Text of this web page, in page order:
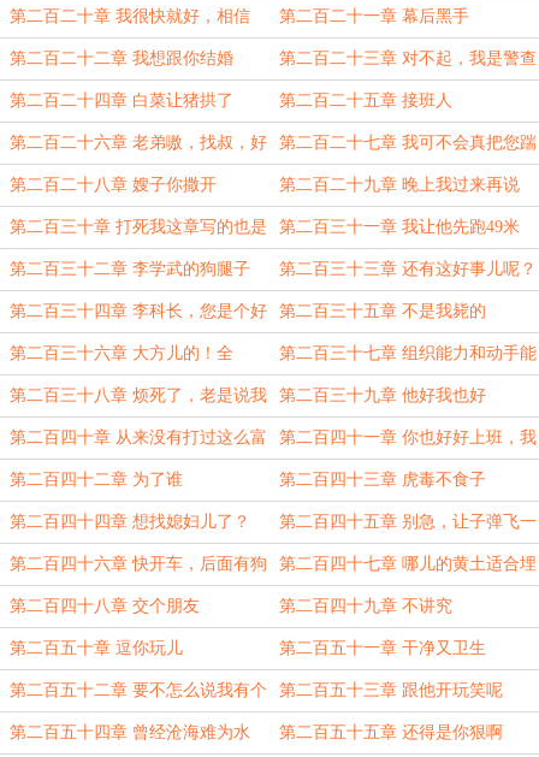
第二百二十章 我很快就好，相信
我，不疼的
第二百二十一章 幕后黑手
第二百二十二章 我想跟你结婚 第二百二十三章 对不起，我是警查
第二百二十四章 白菜让猪拱了 第二百二十五章 接班人
第二百二十六章 老弟嗷，找叔，好
使！
第二百二十七章 我可不会真把您踹
进冰窟窿的
第二百二十八章 嫂子你撒开 第二百二十九章 晚上我过来再说
（删改新发）
第二百三十章 打死我这章写的也是
健身
第二百三十一章 我让他先跑49米
第二百三十二章 李学武的狗腿子 第二百三十三章 还有这好事儿呢？
第二百三十四章 李科长，您是个好
人呢
第二百三十五章 不是我毙的
第二百三十六章 大方儿的！全
套！！！
第二百三十七章 组织能力和动手能
力强
第二百三十八章 烦死了，老是说我
妈鼓掌了
第二百三十九章 他好我也好
第二百四十章 从来没有打过这么富
裕的仗
第二百四十一章 你也好好上班，我
也亏待不了你
第二百四十二章 为了谁 第二百四十三章 虎毒不食子
第二百四十四章 想找媳妇儿了？ 第二百四十五章 别急，让子弹飞一
会儿
第二百四十六章 快开车，后面有狗
撵我
第二百四十七章 哪儿的黄土适合埋
人
第二百四十八章 交个朋友 第二百四十九章 不讲究
第二百五十章 逗你玩儿 第二百五十一章 干净又卫生
第二百五十二章 要不怎么说我有个
好大哥呢
第二百五十三章 跟他开玩笑呢
第二百五十四章 曾经沧海难为水 第二百五十五章 还得是你狠啊